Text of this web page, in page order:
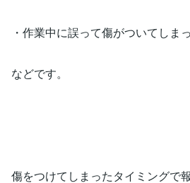
・作業中に誤って傷がついてしま
などです。
傷をつけてしまったタイミングで